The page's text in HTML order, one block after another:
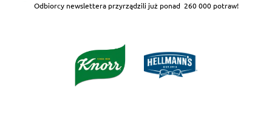
Odbiorcy newslettera przyrządzili już ponad 260 000 potraw!